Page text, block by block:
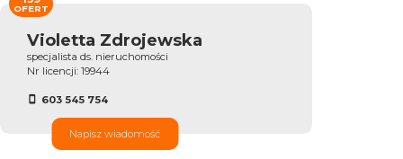
Violetta Zdrojewska
specjalista ds. nieruchomości
Nr licencji: 19944
603 545 754
Napisz wiadomość
OFERT